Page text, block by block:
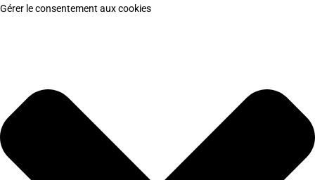
Gérer le consentement aux cookies